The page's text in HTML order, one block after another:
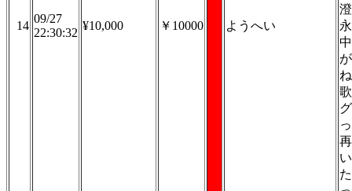
14
09/27
22:30:32
¥10,000 ￥10000 ようへい